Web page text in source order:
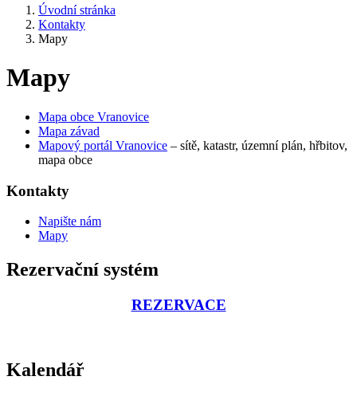
Úvodní stránka
Kontakty
Mapy
Mapy
Mapa obce Vranovice
Mapa závad
Mapový portál Vranovice – sítě, katastr, územní plán, hřbitov,
mapa obce
Kontakty
Napište nám
Mapy
Rezervační systém
REZERVACE
Kalendář